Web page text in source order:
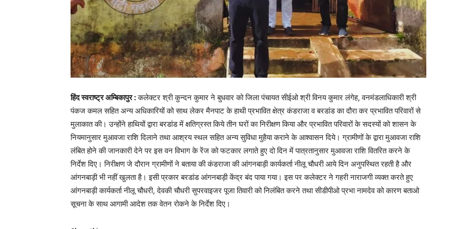
हिंद स्वराष्ट्र अम्बिकापुर :कलेक्टर श्री कुन्दन कुमार ने बुधवार को जिला पंचायत सीईओ श्री विनय कुमार लंगेह, वनमंडलाधिकारी श्री
पंकज कमल सहित अन्य अधिकारियों को साथ लेकर मैनपाट के हाथी प्रभावित क्षेत्र कंडराजा व बरडांड का दौरा कर प्रभावित परिवारों से
मुलाकात की। उन्होंने हाथियों द्वारा बरडांड में क्षतिग्रस्त किये तीन घरों का निरीक्षण किया और प्रभावित परिवारों के सदस्यों को शासन के
नियमानुसार मुआवजा राशि दिलाने तथा आश्रय स्थल सहित अन्य सुविधा मुहैया कराने के आश्वासन दिये। ग्रामीणों के द्वारा मुआवजा राशि
लंबित होने की जानकारी देने पर इस वन विभाग के रेंज को फटकार लगाते हुए दो दिन में पात्रतानुसार मुआवजा राशि वितरित करने के
निर्देश दिए। निरीक्षण जे दौरान ग्रामीणों ने बताया की कंडराजा की आंगनबाड़ी कार्यकर्ता नीलू चौधरी आये दिन अनुपस्थित रहती है और
आंगनबाड़ी भी नहीं खुलता है। इसी प्रकार बरडांड आंगनबाड़ी केंद्र बंद पाया गया। इस पर कलेक्टर ने गहरी नाराजगी व्यक्त करते हुए
आंगनबाड़ी कार्यकर्ता नीलू चौधरी, देवकी चौधरी सुपरवाइजर पूजा तिवारी को निलंबित करने तथा सीडीपीओ प्रभा नामदेव को कारण बताओ
सूचना के साथ आगामी आदेश तक वेतन रोकने के निर्देश दिए।